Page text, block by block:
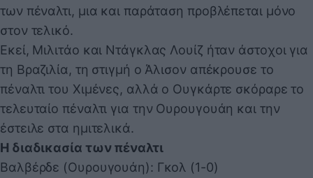
των πέναλτι, μια και παράταση προβλέπεται μόνο
στον τελικό.
Εκεί, Μιλιτάο και Ντάγκλας Λουίζ ήταν άστοχοι για
τη Βραζιλία, τη στιγμή ο Άλισον απέκρουσε το
πέναλτι του Χιμένες, αλλά ο Ουγκάρτε σκόραρε το
τελευταίο πέναλτι για την Ουρουγουάη και την
έστειλε στα ημιτελικά.
Η διαδικασία των πέναλτι
Βαλβέρδε (Ουρουγουάη): Γκολ (1-0)